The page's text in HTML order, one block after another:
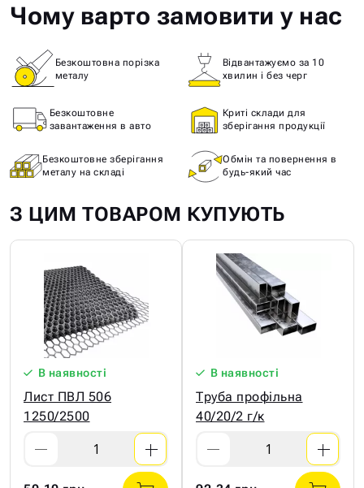
Чому варто замовити у нас
Безкоштовна порізка
металу
Відвантажуємо за 10
хвилин і без черг
Безкоштовне
завантаження в авто
Криті склади для
зберігання продукції
Безкоштовне зберігання
металу на складі
Обмін та повернення в
будь-який час
З ЦИМ ТОВАРОМ КУПУЮТЬ
В наявності
Лист ПВЛ 506
1250/2500
В наявності
Труба профільна
40/20/2 г/к